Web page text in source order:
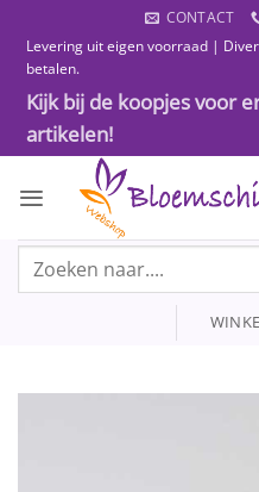
naar
inhoud
CONTACT
Levering uit eigen voorraad |
betalen.
Kijk bij de koopjes voor
artikelen!
Zoeken